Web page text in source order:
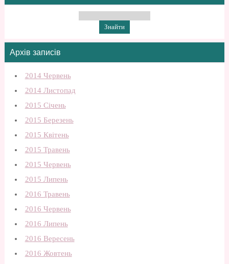
Архів записів
2014 Червень
2014 Листопад
2015 Січень
2015 Березень
2015 Квітень
2015 Травень
2015 Червень
2015 Липень
2016 Травень
2016 Червень
2016 Липень
2016 Вересень
2016 Жовтень